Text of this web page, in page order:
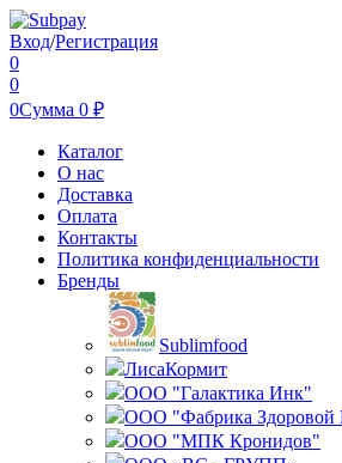
Вход/Регистрация
0
0
0Сумма 0 ₽
Каталог
О нас
Доставка
Оплата
Контакты
Политика конфиденциальности
Бренды
Sublimfood
ЛисаКормит
ООО "Галактика Инк"
ООО "Фабрика Здоровой
ООО "МПК Кронидов"